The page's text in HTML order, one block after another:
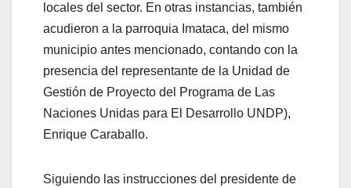
locales del sector. En otras instancias, también
acudieron a la parroquia Imataca, del mismo
municipio antes mencionado, contando con la
presencia del representante de la Unidad de
Gestión de Proyecto del Programa de Las
Naciones Unidas para El Desarrollo UNDP),
Enrique Caraballo.
Siguiendo las instrucciones del presidente de